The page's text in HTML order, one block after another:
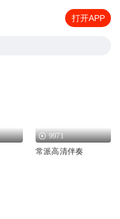
打开APP
9971
常派高清伴奏